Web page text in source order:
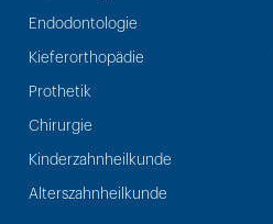
Endodontologie
Kieferorthopädie
Prothetik
Chirurgie
Kinderzahnheilkunde
Alterszahnheilkunde